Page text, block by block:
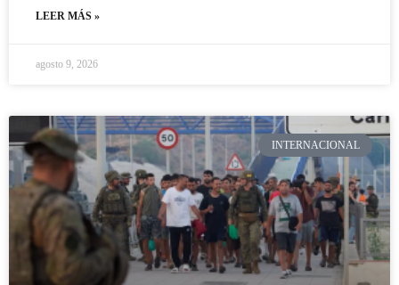
LEER MÁS »
agosto 9, 2026
INTERNACIONAL